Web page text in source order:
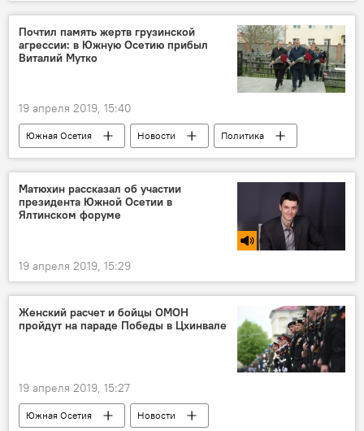
Почтил память жертв грузинской
агрессии: в Южную Осетию прибыл
Виталий Мутко
19 апреля 2019, 15:40
Южная Осетия Новости
Политика
Экономика
Матюхин рассказал об участии
президента Южной Осетии в
Ялтинском форуме
19 апреля 2019, 15:29
Женский расчет и бойцы ОМОН
пройдут на параде Победы в Цхинвале
19 апреля 2019, 15:27
Южная Осетия Новости